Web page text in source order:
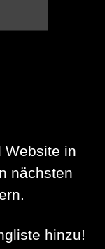
Website in
nächsten
hinzu!